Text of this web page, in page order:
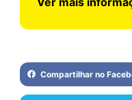
Compartilhar no